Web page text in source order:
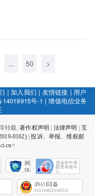
... 50 >
| 加入我们 | 友情链接 | 用户
14018915号-1 |增值电信业务
转载.著作权声明 法律声明
互
0162)|投诉、举报、维权邮
网
络
会
征
31010402000321